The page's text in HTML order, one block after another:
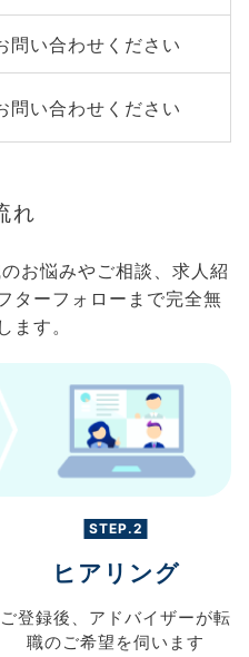
問い合わせください
問い合わせください
れ
お悩みやご相談、求人紹
ターフォローまで完全無
ます。
STEP.2
ヒアリング
ご登録後、 アドバイザーが転
職のご希望を伺います